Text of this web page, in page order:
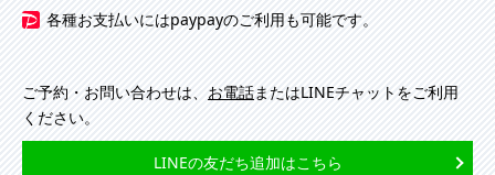
各種お支払いにはpaypayのご利用も可能です。
ご予約・お問い合わせは、 お電話またはLINEチャットをご利用
ください。
LINEの友だち追加はこちら